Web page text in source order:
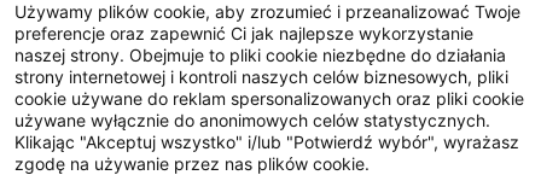
Facebook YouTube LinkedIn
Używamy plików cookie, aby zrozumieć i przeanalizować Twoje
preferencje oraz zapewnić Ci jak najlepsze wykorzystanie
naszej strony. Obejmuje to pliki cookie niezbędne do działania
strony internetowej i kontroli naszych celów biznesowych, pliki
cookie używane do reklam spersonalizowanych oraz pliki cookie
używane wyłącznie do anonimowych celów statystycznych.
Klikając "Akceptuj wszystko" i/lub "Potwierdź wybór", wyrażasz
zgodę na używanie przez nas plików cookie.